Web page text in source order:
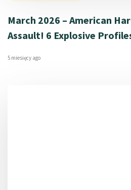
March 2026 – American
Assault! 6 Explosive
5 miesięcy ago